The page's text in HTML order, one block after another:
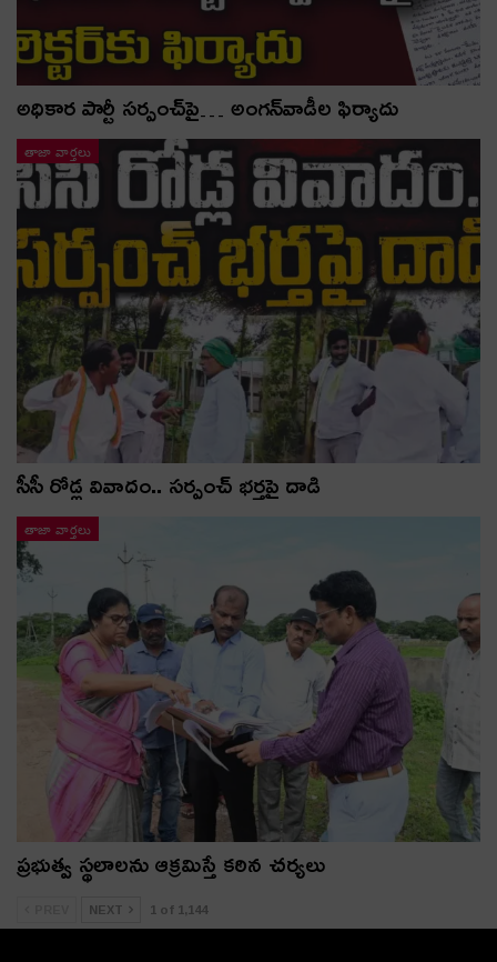
అధికార పార్టీ స‌ర్పంచ్‌పై… అంగ‌న్‌వాడీల ఫిర్యాదు
తాజా వార్తలు
సీసీ రోడ్ల వివాదం.. స‌ర్పంచ్ భ‌ర్త‌పై దాడి
తాజా వార్తలు
ప్రభుత్వ స్థలాలను ఆక్రమిస్తే కఠిన చర్యలు
NEXT 1 of 1,144